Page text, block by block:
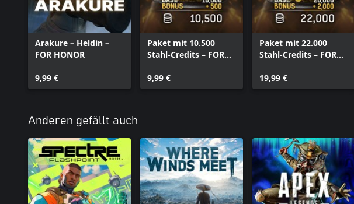
Arakure – Heldin –
FOR HONOR
9,99 €
Paket mit 10.500
Stahl-Credits – FOR
9,99 €
Paket mit 22.000
Stahl-Credits – FOR
19,99 €
Anderen gefällt auch